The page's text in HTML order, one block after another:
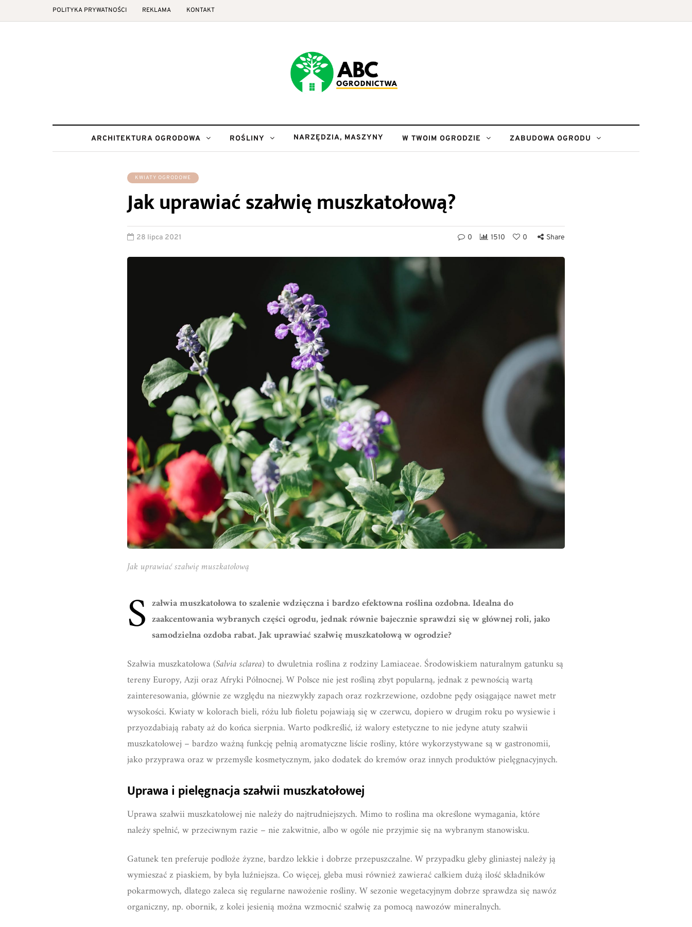
POLITYKA PRYWATNOŚCI REKLAMA KONTAKT
ARCHITEKTURA OGRODOWA ROŚLINY NARZĘDZIA, MASZYNY W TWOIM OGRODZIE ZABUDOWA OGRODU
KWIATY OGRODOWE
Jak uprawiać szałwię muszkatołową?
28 lipca 2021 0 1510 0 Share
Jak uprawiać szałwię muszkatołową
S załwia muszkatołowa to szalenie wdzięczna i bardzo efektowna roślina ozdobna. Idealna do
zaakcentowania wybranych części ogrodu, jednak równie bajecznie sprawdzi się w głównej roli, jako
samodzielna ozdoba rabat. Jak uprawiać szałwię muszkatołową w ogrodzie?
Szałwia muszkatołowa (Salvia sclarea) to dwuletnia roślina z rodziny Lamiaceae. Środowiskiem naturalnym gatunku są
tereny Europy, Azji oraz Afryki Północnej. W Polsce nie jest rośliną zbyt popularną, jednak z pewnością wartą
zainteresowania, głównie ze względu na niezwykły zapach oraz rozkrzewione, ozdobne pędy osiągające nawet metr
wysokości. Kwiaty w kolorach bieli, różu lub fioletu pojawiają się w czerwcu, dopiero w drugim roku po wysiewie i
przyozdabiają rabaty aż do końca sierpnia. Warto podkreślić, iż walory estetyczne to nie jedyne atuty szałwii
muszkatołowej – bardzo ważną funkcję pełnią aromatyczne liście rośliny, które wykorzystywane są w gastronomii,
jako przyprawa oraz w przemyśle kosmetycznym, jako dodatek do kremów oraz innych produktów pielęgnacyjnych.
Uprawa i pielęgnacja szałwii muszkatołowej
Uprawa szałwii muszkatołowej nie należy do najtrudniejszych. Mimo to roślina ma określone wymagania, które
należy spełnić, w przeciwnym razie – nie zakwitnie, albo w ogóle nie przyjmie się na wybranym stanowisku.
Gatunek ten preferuje podłoże żyzne, bardzo lekkie i dobrze przepuszczalne. W przypadku gleby gliniastej należy ją
wymieszać z piaskiem, by była luźniejsza. Co więcej, gleba musi również zawierać całkiem dużą ilość składników
pokarmowych, dlatego zaleca się regularne nawożenie rośliny. W sezonie wegetacyjnym dobrze sprawdza się nawóz
organiczny, np. obornik, z kolei jesienią można wzmocnić szałwię za pomocą nawozów mineralnych.